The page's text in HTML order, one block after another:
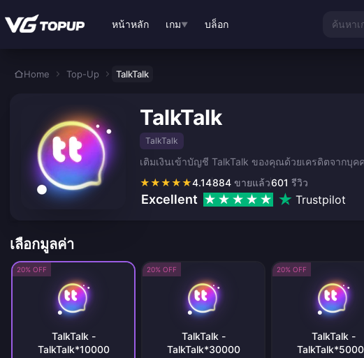
หน้าหลัก เกม▼ บล็อก ค้นหาเ
Home Top-Up TalkTalk
TalkTalk
TalkTalk
เติมเงินเข้าบัญชี TalkTalk ของคุณด้วยเครดิตจากบุ
★★★★★4.14 601 รีวิว
884 ขายแล้ว
Excellent Trustpilot
เลือกมูลค่า
20% OFF
TalkTalk -
TalkTalk*10000
20% OFF
TalkTalk -
TalkTalk*30000
20% OFF
TalkTalk -